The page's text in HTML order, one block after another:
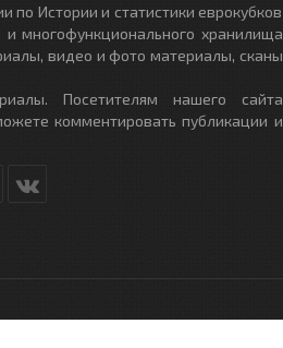
по Истории и статистики еврокубков
и многофункционального хранилища
видео и фото материалы, сканы
Посетителям нашего сайта
комментировать публикации и
Reserved.